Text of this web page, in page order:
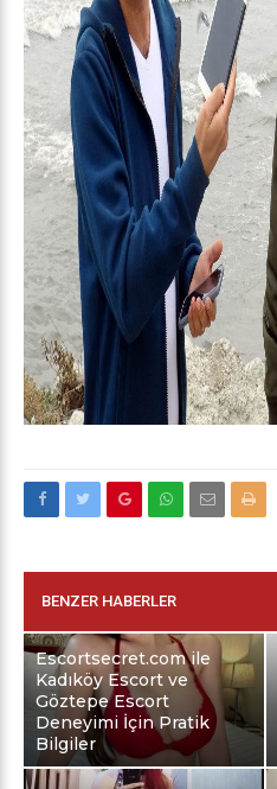
BENZER HABERLER
Escortsecret.com ile
Kadıköy Escort ve
Göztepe Escort
Deneyimi İçin Pratik
Bilgiler